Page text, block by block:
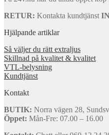
RETUR: Kontakta kundtjänst
Hjälpande artiklar
Så väljer du rätt extraljus
Skillnad på kvalitet & kvalitet
VTL-belysning
Kundtjänst
Kontakt
BUTIK: Norra vägen 28,
Öppet: Mån-Fre: 07.00 – 16.00